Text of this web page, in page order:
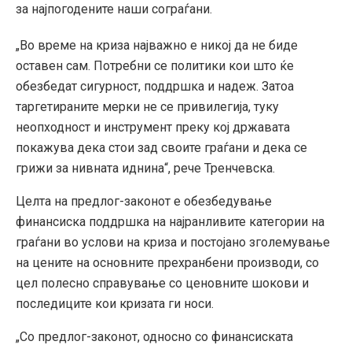
за најпогодените наши сограѓани.
„Во време на криза најважно е никој да не биде
оставен сам. Потребни се политики кои што ќе
обезбедат сигурност, поддршка и надеж. Затоа
таргетираните мерки не се привилегија, туку
неопходност и инструмент преку кој државата
покажува дека стои зад своите граѓани и дека се
грижи за нивната иднина“, рече Тренчевска.
Целта на предлог-законот е обезбедување
финансиска поддршка на најранливите категории на
граѓани во услови на криза и постојано зголемување
на цените на основните прехранбени производи, со
цел полесно справување со ценовните шокови и
последиците кои кризата ги носи.
„Со предлог-законот, односно со финансиската